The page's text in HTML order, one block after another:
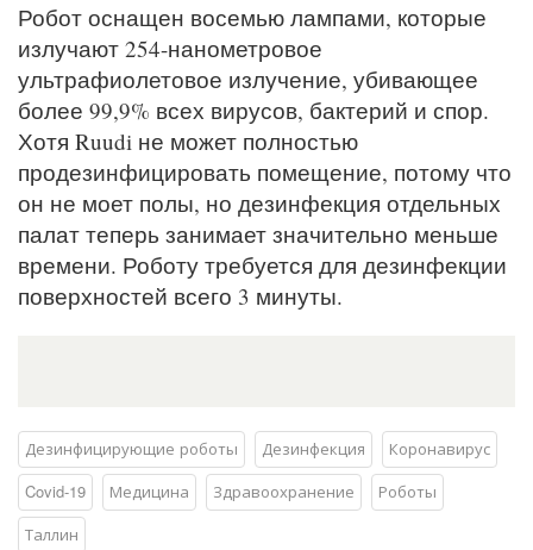
Робот оснащен восемью лампами, которые
излучают 254-нанометровое
ультрафиолетовое излучение, убивающее
более 99,9% всех вирусов, бактерий и спор.
Хотя Ruudi не может полностью
продезинфицировать помещение, потому что
он не моет полы, но дезинфекция отдельных
палат теперь занимает значительно меньше
времени. Роботу требуется для дезинфекции
поверхностей всего 3 минуты.
Дезинфицирующие роботы Дезинфекция
Коронавирус
Covid-19
Медицина Здравоохранение
Роботы
Таллин